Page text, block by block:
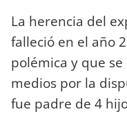
La herencia del
falleció en el año
polémica y que
medios por la
fue padre de 4